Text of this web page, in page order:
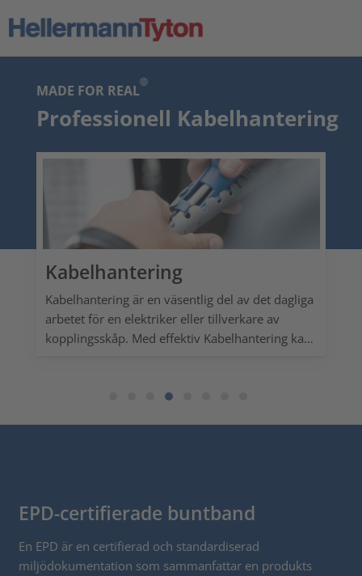
MADE FOR REAL
Professionell Kabelhantering
Kabelhantering
Kabelhantering är en väsentlig del av det dagliga
arbetet för en elektriker eller tillverkare av
kopplingsskåp. Med effektiv Kabelhantering kan
EPD-certifierade buntband
En EPD är en certifierad och standardiserad
miljödokumentation som sammanfattar en produkts